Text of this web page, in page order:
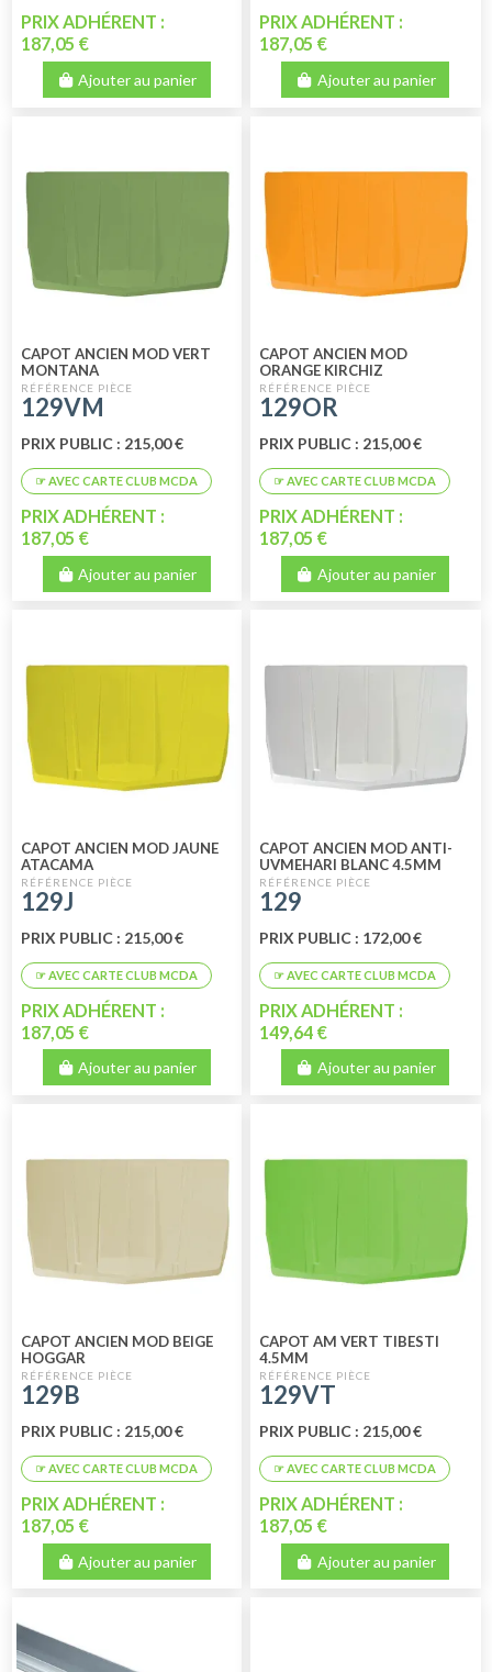
PRIX ADHÉRENT :
187,05 €
Ajouter au panier
PRIX ADHÉRENT :
187,05 €
Ajouter au panier
CAPOT ANCIEN MOD VERT
MONTANA
129VM
PRIX PUBLIC : 215,00 €
PRIX ADHÉRENT :
187,05 €
Ajouter au panier
CAPOT ANCIEN MOD
ORANGE KIRCHIZ
129OR
PRIX PUBLIC : 215,00 €
PRIX ADHÉRENT :
187,05 €
Ajouter au panier
CAPOT ANCIEN MOD JAUNE
ATACAMA
129J
PRIX PUBLIC : 215,00 €
PRIX ADHÉRENT :
187,05 €
Ajouter au panier
CAPOT ANCIEN MOD ANTI-
UVMEHARI BLANC 4.5MM
129
PRIX PUBLIC : 172,00 €
PRIX ADHÉRENT :
149,64 €
Ajouter au panier
CAPOT ANCIEN MOD BEIGE
HOGGAR
129B
PRIX PUBLIC : 215,00 €
PRIX ADHÉRENT :
187,05 €
Ajouter au panier
CAPOT AM VERT TIBESTI
4.5MM
129VT
PRIX PUBLIC : 215,00 €
PRIX ADHÉRENT :
187,05 €
Ajouter au panier